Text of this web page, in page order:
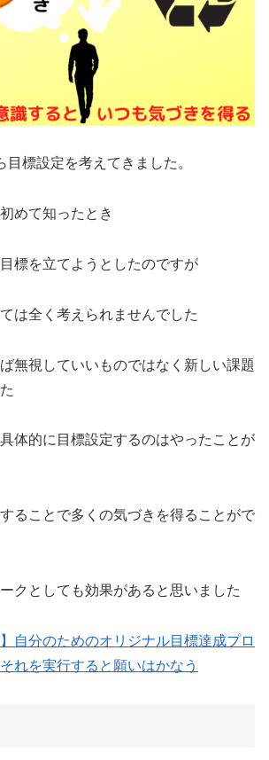
目標設定を考えてきました。
めて知ったとき
標を立てようとしたのですが
は全く考えられませんでした
無視していいものではなく新しい課題
体的に目標設定するのはやったことが
ることで多くの気づきを得ることがで
クとしても効果があると思いました
自分のためのオリジナル目標達成プロ
れを実行すると願いはかなう